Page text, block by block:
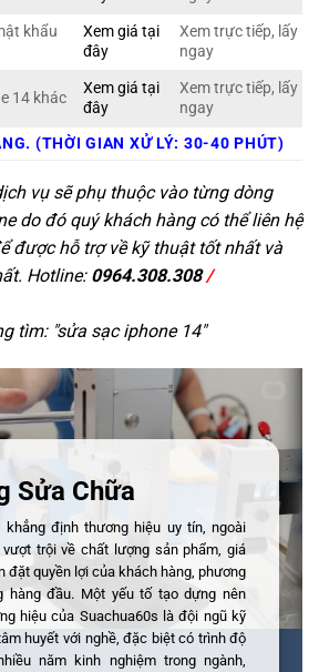
khẩu
Xem giá tại
đây
Xem trực tiếp, lấy
ngay
14 khác
Xem giá tại
đây
Xem trực tiếp, lấy
ngay
(THỜI GIAN XỬ LÝ: 30-40 PHÚT)
vụ sẽ phụ thuộc vào từng dòng
do đó quý khách hàng có thể liên hệ
được hỗ trợ về kỹ thuật tốt nhất và
Hotline: 0964.308.308/
tìm: "sửa sạc iphone 14"
Sửa Chữa
khẳng định thương hiệu uy tín, ngoài
trội về chất lượng sản phẩm, giá
đặt quyền lợi của khách hàng, phương
hàng đầu. Một yếu tố tạo dựng nên
hiệu của Suachua60s là đội ngũ kỹ
huyết với nghề, đặc biệt có trình độ
năm kinh nghiệm trong ngành,